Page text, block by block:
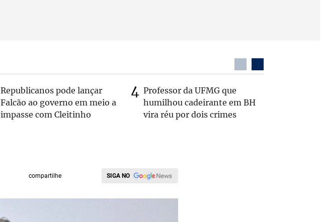
Republicanos pode lançar
Falcão ao governo em meio a
impasse com Cleitinho
Professor da UFMG que
humilhou cadeirante em BH
vira réu por dois crimes
compartilhe SIGA NO